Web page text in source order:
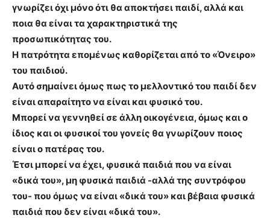
γνωρίζει όχι μόνο ότι θα αποκτήσει παιδί, αλλά και
ποια θα είναι τα χαρακτηριστικά της
προσωπικότητας του.
Η πατρότητα επομένως καθορίζεται από το «Όνειρο»
του παιδιού.
Αυτό σημαίνει όμως πως το μελλοντικό του παιδί δεν
είναι απαραίτητο να είναι και φυσικό του.
Μπορεί να γεννηθεί σε άλλη οικογένεια, όμως και ο
ίδιος και οι φυσικοί του γονείς θα γνωρίζουν ποιος
είναι ο πατέρας του.
Έτσι μπορεί να έχει, φυσικά παιδιά που να είναι
«δικά του», μη φυσικά παιδιά -αλλά της συντρόφου
του- που όμως να είναι «δικά του» και βέβαια φυσικά
παιδιά που δεν είναι «δικά του».